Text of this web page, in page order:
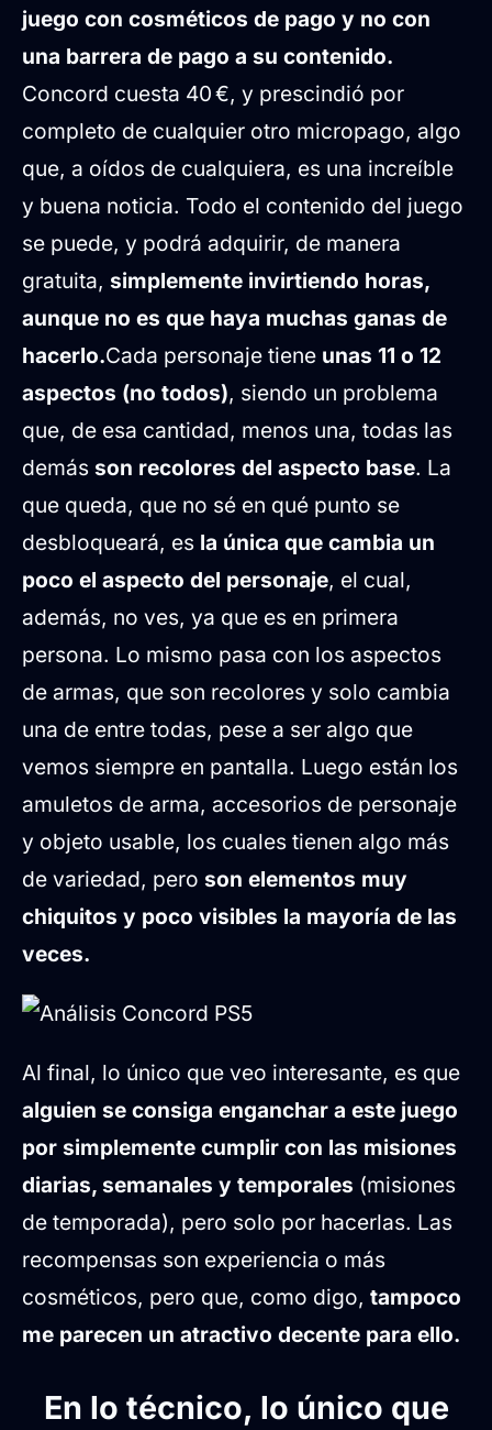
juego con cosméticos de pago y no con
una barrera de pago a su contenido.
Concord cuesta 40 €, y prescindió por
completo de cualquier otro micropago, algo
que, a oídos de cualquiera, es una increíble
y buena noticia. Todo el contenido del juego
se puede, y podrá adquirir, de manera
gratuita, simplemente invirtiendo horas,
aunque no es que haya muchas ganas de
hacerlo.Cada personaje tiene unas 11 o 12
aspectos (no todos), siendo un problema
que, de esa cantidad, menos una, todas las
demás son recolores del aspecto base. La
que queda, que no sé en qué punto se
desbloqueará, es la única que cambia un
poco el aspecto del personaje, el cual,
además, no ves, ya que es en primera
persona. Lo mismo pasa con los aspectos
de armas, que son recolores y solo cambia
una de entre todas, pese a ser algo que
vemos siempre en pantalla. Luego están los
amuletos de arma, accesorios de personaje
y objeto usable, los cuales tienen algo más
de variedad, pero son elementos muy
chiquitos y poco visibles la mayoría de las
veces.
Al final, lo único que veo interesante, es que
alguien se consiga enganchar a este juego
por simplemente cumplir con las misiones
diarias, semanales y temporales (misiones
de temporada), pero solo por hacerlas. Las
recompensas son experiencia o más
cosméticos, pero que, como digo, tampoco
me parecen un atractivo decente para ello.
En lo técnico, lo único que